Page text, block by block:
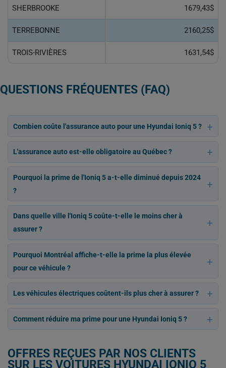
SHERBROOKE 1679,43$
TERREBONNE 2160,25$
TROIS-RIVIÈRES 1631,54$
QUESTIONS FRÉQUENTES (FAQ)
Combien coûte l'assurance auto pour une Hyundai Ioniq 5 ?
L'assurance auto est-elle obligatoire au Québec ?
Pourquoi la prime de l'Ioniq 5 a-t-elle diminué depuis 2024
?
Dans quelle ville l'Ioniq 5 coûte-t-elle le moins cher à
assurer ?
Pourquoi Montréal affiche-t-elle la prime la plus élevée
pour ce véhicule ?
Les véhicules électriques coûtent-ils plus cher à assurer ?
Comment réduire ma prime pour une Hyundai Ioniq 5 ?
OFFRES REÇUES PAR NOS CLIENTS
SUR LES VOITURES HYUNDAI IONIQ 5